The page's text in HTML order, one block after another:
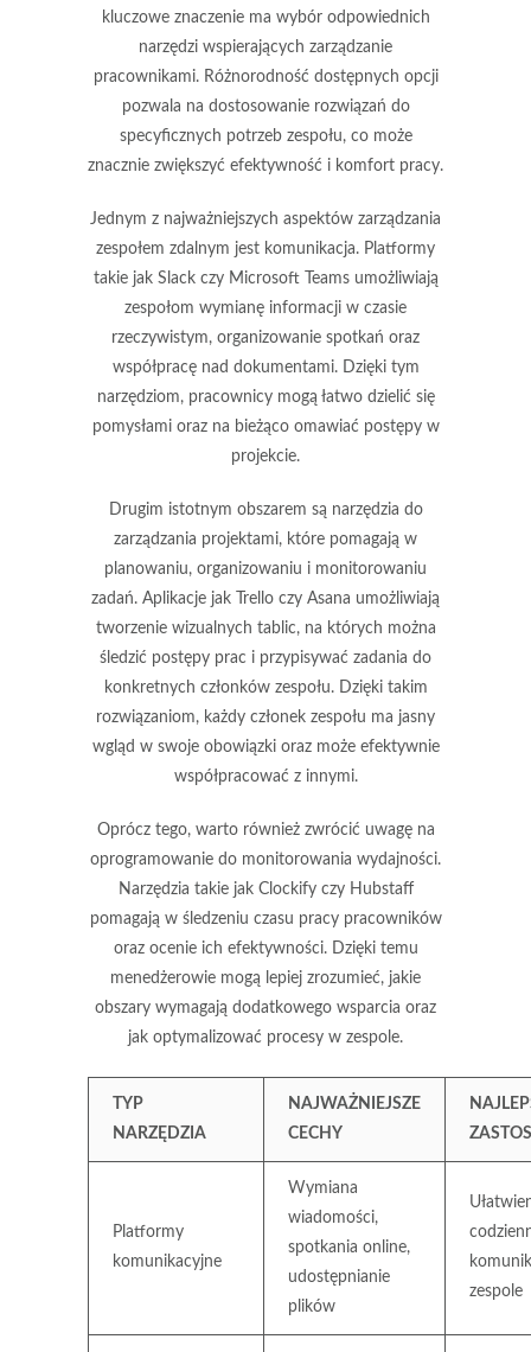
kluczowe znaczenie ma wybór odpowiednich
narzędzi wspierających zarządzanie
pracownikami. Różnorodność dostępnych opcji
pozwala na dostosowanie rozwiązań do
specyficznych potrzeb zespołu, co może
znacznie zwiększyć efektywność i komfort pracy.
Jednym z najważniejszych aspektów zarządzania
zespołem zdalnym jest komunikacja. Platformy
takie jak Slack czy Microsoft Teams umożliwiają
zespołom wymianę informacji w czasie
rzeczywistym, organizowanie spotkań oraz
współpracę nad dokumentami. Dzięki tym
narzędziom, pracownicy mogą łatwo dzielić się
pomysłami oraz na bieżąco omawiać postępy w
projekcie.
Drugim istotnym obszarem są narzędzia do
zarządzania projektami, które pomagają w
planowaniu, organizowaniu i monitorowaniu
zadań. Aplikacje jak Trello czy Asana umożliwiają
tworzenie wizualnych tablic, na których można
śledzić postępy prac i przypisywać zadania do
konkretnych członków zespołu. Dzięki takim
rozwiązaniom, każdy członek zespołu ma jasny
wgląd w swoje obowiązki oraz może efektywnie
współpracować z innymi.
Oprócz tego, warto również zwrócić uwagę na
oprogramowanie do monitorowania wydajności.
Narzędzia takie jak Clockify czy Hubstaff
pomagają w śledzeniu czasu pracy pracowników
oraz ocenie ich efektywności. Dzięki temu
menedżerowie mogą lepiej zrozumieć, jakie
obszary wymagają dodatkowego wsparcia oraz
jak optymalizować procesy w zespole.
TYP
NARZĘDZIA
NAJWAŻNIEJSZE
CECHY
Platformy
komunikacyjne
Wymiana
wiadomości,
spotkania online,
udostępnianie
plików
zespole